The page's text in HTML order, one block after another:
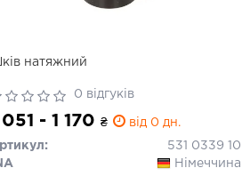
натяжний
0 відгуків
051 - 1 170 ₴ від 0 дн.
531 0339 10
Німеччина